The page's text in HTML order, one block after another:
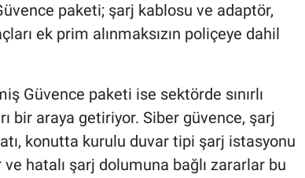
paketi; şarj kablosu ve adaptör,
ek prim alınmaksızın poliçeye dahil
Güvence paketi ise sektörde sınırlı
bir araya getiriyor. Siber güvence, şarj
konutta kurulu duvar tipi şarj istasyonu
hatalı şarj dolumuna bağlı zararlar bu